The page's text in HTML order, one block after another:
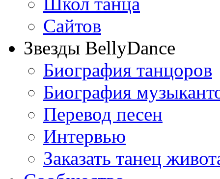
Сайтов
Звезды BellyDance
Биография танцоров
Биография
Перевод песен
Интервью
Заказать танец